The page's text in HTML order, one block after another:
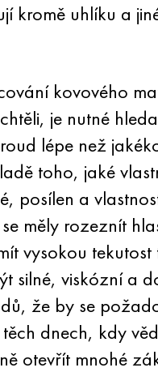
kromě uhlíku a
kovového
je nutné
lépe než
toho, jaké
posílen a
měly rozeznít
vysokou tekutost
silné, viskózní a
že by se
dnech, kdy
otevřít mnohé